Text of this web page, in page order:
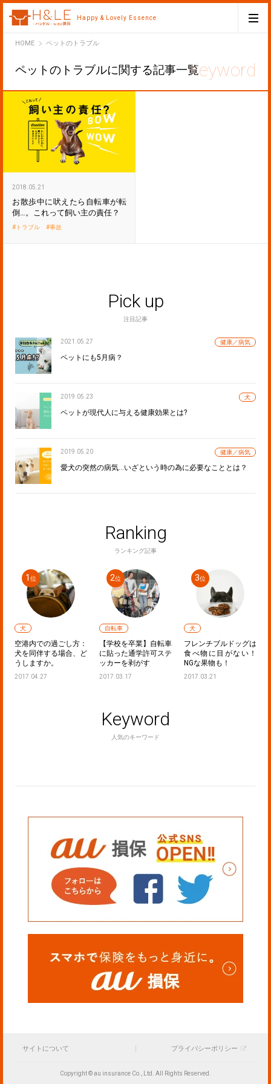
Happy & Lovely Essence
HOMEH&LEペットのトラブル
ペットのトラブルに関する記事一覧
2018.05.21
お散歩中に吠えたら自転車が転
倒…。これって飼い主の責任？
トラブル 事故
Pick up
注目記事
2021.05.27 健康／病気
ペットにも5月病？
2019.05.23 犬
ペットが現代人に与える健康効果とは?
2019.05.20 健康／病気
愛犬の突然の病気…いざという時の為に必要なこととは？
Ranking
ランキング記事
犬
空港内での過ごし方：
犬を同伴する場合、ど
うしますか。
2017.04.27
自転車
【学校を卒業】自転車
に貼った通学許可ステ
ッカーを剥がす
2017.03.17
犬
フレンチブルドッグは
食べ物に目がない！
NGな果物も！
2017.03.21
Keyword
人気のキーワード
サイトについて プライバシーポリシー
Copyright © au insurance Co., Ltd. All Rights Reserved.